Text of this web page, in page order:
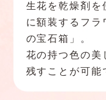
生花を乾燥剤を
に額装するフラ
の宝石箱」。
花の持つ色の美
残すことが可能